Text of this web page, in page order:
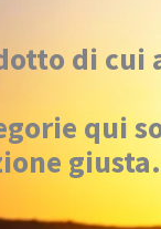
di cui
qui
giusta.